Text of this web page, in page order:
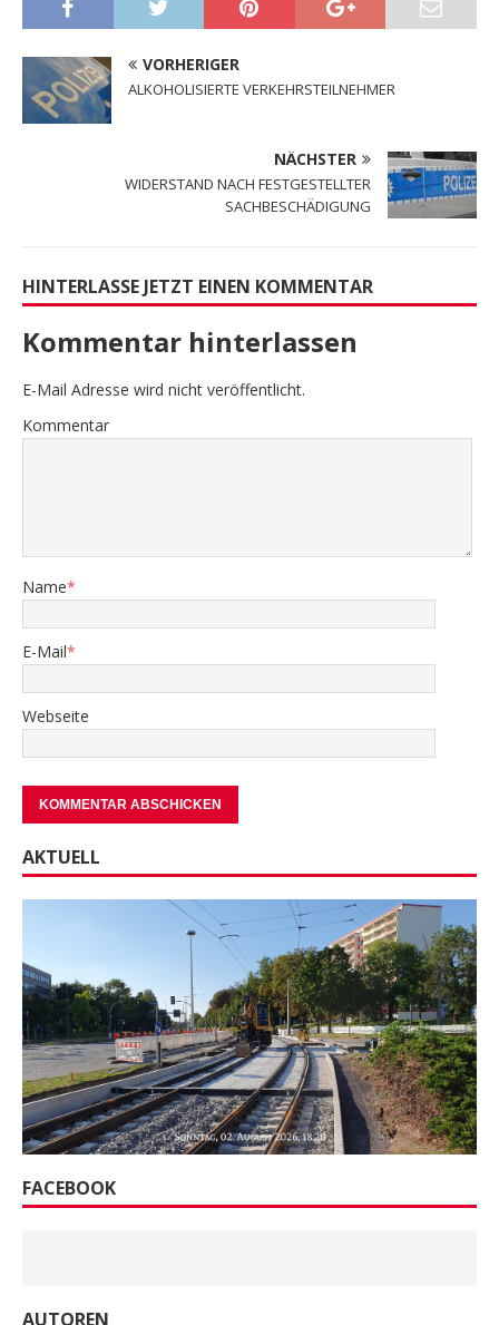
VORHERIGER
ALKOHOLISIERTE VERKEHRSTEILNEHMER
NÄCHSTER
WIDERSTAND NACH FESTGESTELLTER
SACHBESCHÄDIGUNG
HINTERLASSE JETZT EINEN KOMMENTAR
Kommentar hinterlassen
E-Mail Adresse wird nicht veröffentlicht.
Kommentar
Name*
E-Mail*
Webseite
AKTUELL
FACEBOOK
AUTOREN